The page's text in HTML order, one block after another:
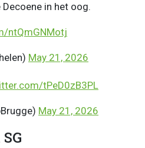
in het oog.
ntQmGNMotj
May 21, 2026
tPeD0zB3PL
May 21, 2026